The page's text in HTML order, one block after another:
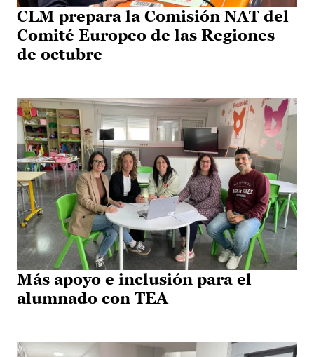
CLM prepara la Comisión NAT del
Comité Europeo de las Regiones
de octubre
Más apoyo e inclusión para el
alumnado con TEA